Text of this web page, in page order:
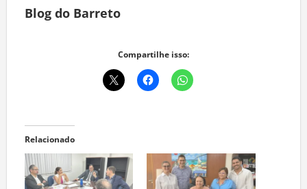
Blog do Barreto
Compartilhe isso:
Relacionado